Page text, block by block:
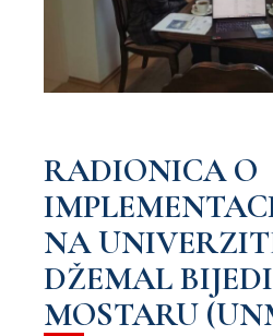
RADIONICA O
NA
DŽEMAL
MOSTARU